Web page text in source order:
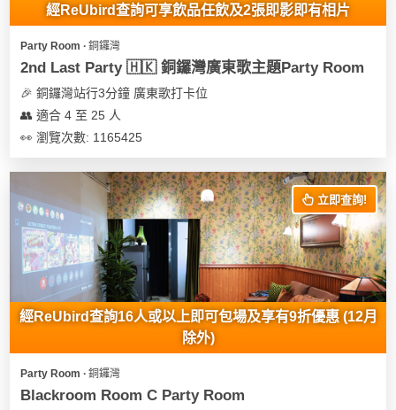
特
色
蛋
糕
花
束
及
花
藝
品
Party
朋
友
聚
會
慶
祝
生
日
拍
拖
業/
公
動
攻
略
活
攻
略
計
劃
員
需
交
軟
經ReUbird查詢可享飲品任飲及2張即影即有相片
Party Room ∙ 銅鑼灣
2nd Last Party 🇭🇰 銅鑼灣廣東歌主題Party Room
🎉 銅鑼灣站行3分鐘 廣東歌打卡位
👥 適合 4 至 25 人
👀 瀏覽次數: 1165425
立即查詢!
經ReUbird查詢16人或以上即可包場及享有9折優惠 (12月
除外)
Party Room ∙ 銅鑼灣
Blackroom Room C Party Room